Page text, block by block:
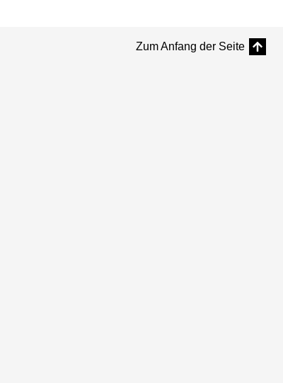
Zum Anfang der Seite